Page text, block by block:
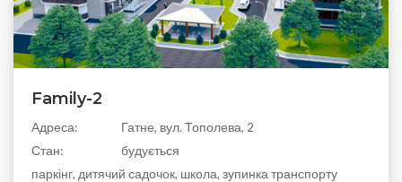
Family-2
Адреса:
Гатне, вул. Тополева, 2
Стан:
будується
паркінг, дитячий садочок, школа, зупинка транспорту